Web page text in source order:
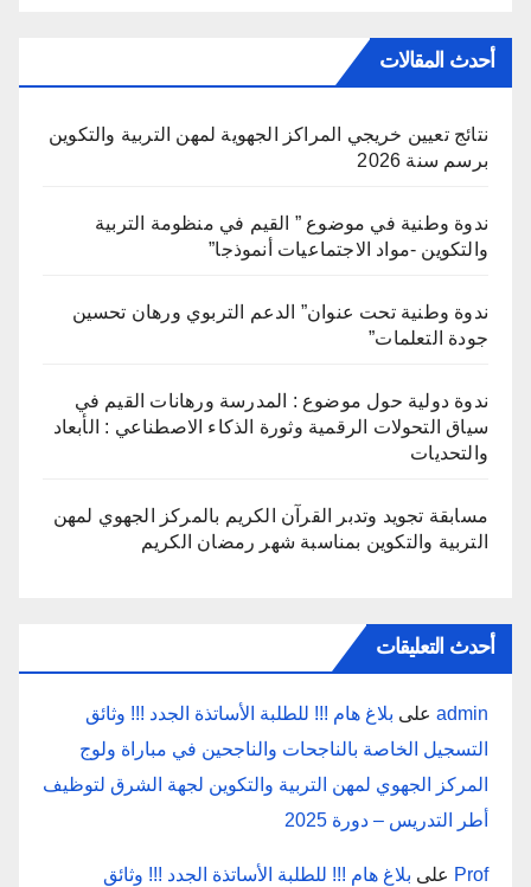
أحدث المقالات
نتائج تعيين خريجي المراكز الجهوية لمهن التربية والتكوين
برسم سنة 2026
ندوة وطنية في موضوع ” القيم في منظومة التربية
والتكوين -مواد الاجتماعيات أنموذجا”
ندوة وطنية تحت عنوان” الدعم التربوي ورهان تحسين
جودة التعلمات”
ندوة دولية حول موضوع : المدرسة ورهانات القيم في
سياق التحولات الرقمية وثورة الذكاء الاصطناعي : الأبعاد
والتحديات
مسابقة تجويد وتدبر القرآن الكريم بالمركز الجهوي لمهن
التربية والتكوين بمناسبة شهر رمضان الكريم
أحدث التعليقات
admin على بلاغ هام !!! للطلبة الأساتذة الجدد !!! وثائق
التسجيل الخاصة بالناجحات والناجحين في مباراة ولوج
المركز الجهوي لمهن التربية والتكوين لجهة الشرق لتوظيف
أطر التدريس – دورة 2025
Prof على بلاغ هام !!! للطلبة الأساتذة الجدد !!! وثائق